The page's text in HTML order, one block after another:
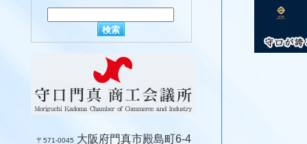
〒571-0045 大阪府門真市殿島町6-4